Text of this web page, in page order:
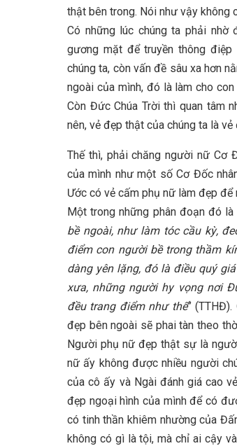
thật bên trong. Nói như vậy không
Có những lúc chúng ta phải
gương mặt để truyền thông
chúng ta, còn vấn đề sâu xa hơn
ngoài của mình, đó là làm cho
Còn Đức Chúa Trời thì quan tâm
nên, vẻ đẹp thật của chúng ta là
Thế thì, phải chăng người nữ Cơ
của mình như một số Cơ Đốc
Ước có vẻ cấm phụ nữ làm đẹp
Một trong những phân đoạn đó là
bề ngoài, như làm tóc cầu kỳ,
điểm con người bề trong thầm
dàng yên lặng, đó là điều quý
xưa, những người hy vọng nơi
đều trang điểm như thế”
đẹp bên ngoài sẽ phai tàn theo
Người phụ nữ đẹp thật sự là
nữ ấy không được nhiều người
của cô ấy và Ngài đánh giá cao
đẹp ngoại hình của mình để có
có tinh thần khiêm nhường của
không có gì là tội, mà chỉ ai cậy